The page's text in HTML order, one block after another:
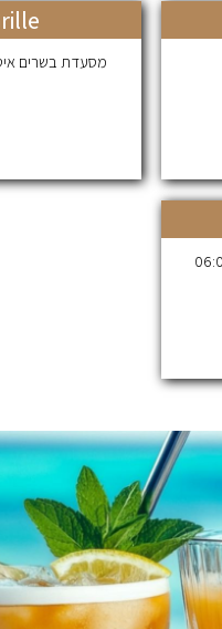
מסעדת בשרים
היום(בין 23:00 ל- 06:00